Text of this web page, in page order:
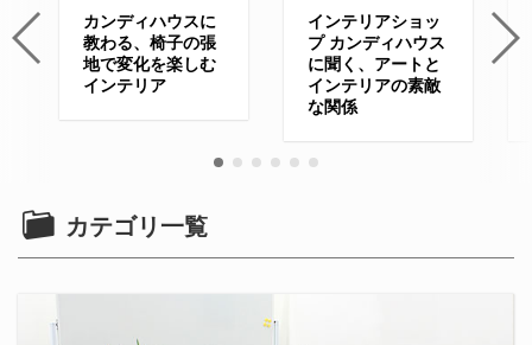
カンディハウスに
教わる、椅子の張
地で変化を楽しむ
インテリア
インテリアショッ
プ カンディハウス
に聞く、アートと
インテリアの素敵
な関係
カテゴリ一覧